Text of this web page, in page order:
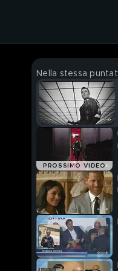
Nella stessa
PROSSIMO VIDEO